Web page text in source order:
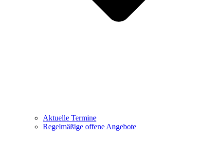
Aktuelle Termine
Regelmäßige offene Angebote